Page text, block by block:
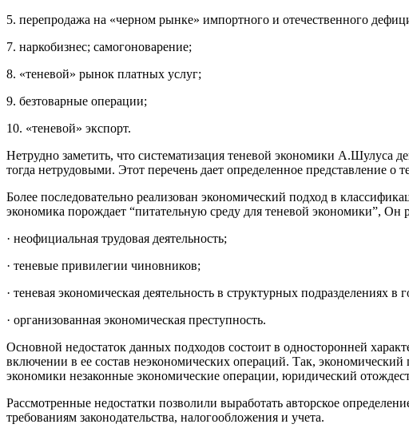
5. перепродажа на «черном рынке» импортного и отечественного
7. наркобизнес; самогоноварение;
8. «теневой» рынок платных услуг;
9. безтоварные операции;
10. «теневой» экспорт.
Нетрудно заметить, что систематизация теневой экономики А.Шулуса
тогда нетрудовыми. Этот перечень дает определенное представление
Более последовательно реализован экономический подход в
экономика порождает “пита­тельную среду для теневой экономики”, Он
· неофициальная трудовая деятельность;
· теневые привилегии чиновников;
· теневая экономическая деятельность в структурных подразделениях в
· организованная экономическая преступность.
Основной недостаток данных подходов состоит в односторонней
включении в ее состав неэконо­мических операций. Так,
экономики незаконные экономические операции, юридический
Рассмотренные недостатки позволили выработать авторское
требованиям законодательства, налогообложения и учета.